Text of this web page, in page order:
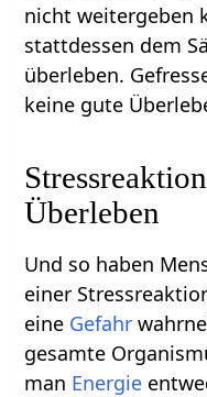
nicht weitergeben
stattdessen dem
überleben.
keine gute
Überleben
Und so haben
einer
eine Gefahr
gesamte
man Energie